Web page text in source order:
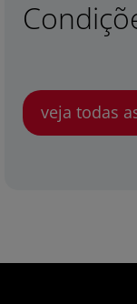
veja todas